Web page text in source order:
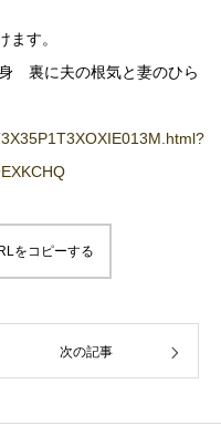
す。
裏に夫の根気と妻のひら
をコピーする
次の記事